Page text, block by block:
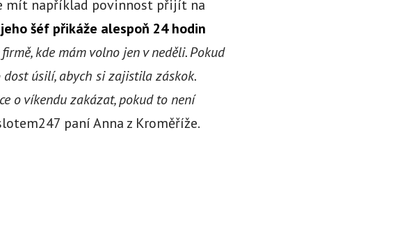
mít například povinnost přijít na
šéf přikáže alespoň 24 hodin
kde mám volno jen v neděli. Pokud
úsilí, abych si zajistila záskok.
o víkendu zakázat, pokud to není
paní Anna z Kroměříže.